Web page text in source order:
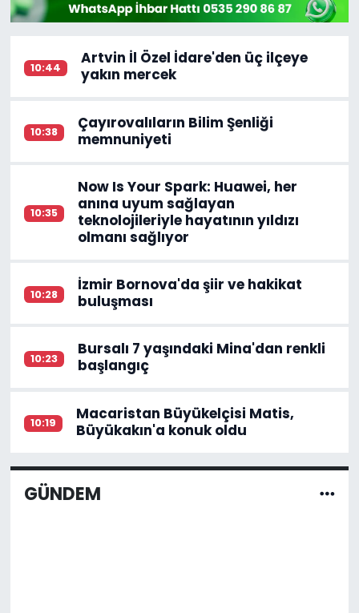
10:44
Artvin İl Özel İdare'den üç ilçeye
yakın mercek
10:38
Çayırovalıların Bilim Şenliği
memnuniyeti
10:35
Now Is Your Spark: Huawei, her
anına uyum sağlayan
teknolojileriyle hayatının yıldızı
olmanı sağlıyor
10:28
İzmir Bornova'da şiir ve hakikat
buluşması
10:23
Bursalı 7 yaşındaki Mina'dan renkli
başlangıç
10:19
Macaristan Büyükelçisi Matis,
Büyükakın'a konuk oldu
GÜNDEM